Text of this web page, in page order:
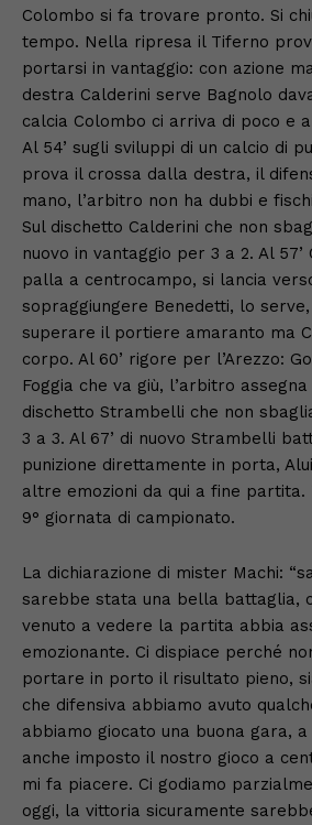
Colombo si fa trovare pronto. Si
tempo. Nella ripresa il Tiferno
portarsi in vantaggio: con azione
destra Calderini serve Bagnolo
calcia Colombo ci arriva di poco e
Al 54’ sugli sviluppi di un calcio di
prova il crossa dalla destra, il
mano, l’arbitro non ha dubbi e
Sul dischetto Calderini che non
nuovo in vantaggio per 3 a 2. Al
palla a centrocampo, si lancia
sopraggiungere Benedetti, lo
superare il portiere amaranto ma
corpo. Al 60’ rigore per l’Arezzo:
Foggia che va giù, l’arbitro
dischetto Strambelli che non
3 a 3. Al 67’ di nuovo Strambelli
punizione direttamente in porta,
altre emozioni da qui a fine partita.
9° giornata di campionato.
La dichiarazione di mister Machi:
sarebbe stata una bella battaglia,
venuto a vedere la partita abbia
emozionante. Ci dispiace perché
portare in porto il risultato pieno,
che difensiva abbiamo avuto
abbiamo giocato una buona gara,
anche imposto il nostro gioco a
mi fa piacere. Ci godiamo
oggi, la vittoria sicuramente